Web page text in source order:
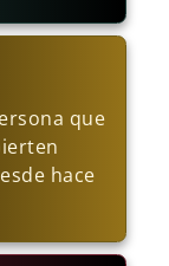
que
hace